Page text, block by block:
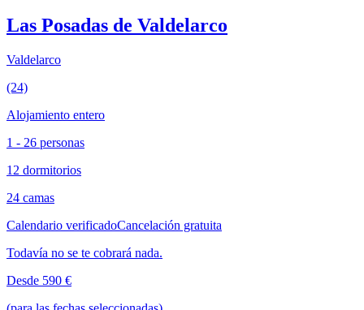
Las Posadas de Valdelarco
Valdelarco
(24)
Alojamiento entero
1 - 26 personas
12 dormitorios
24 camas
Calendario verificadoCancelación gratuita
Todavía no se te cobrará nada.
Desde 590 €